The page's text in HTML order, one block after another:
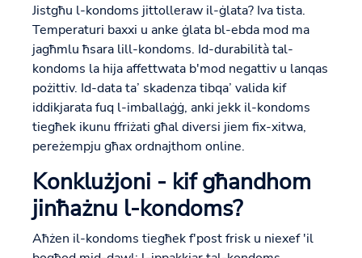
Jistgħu l-kondoms jittolleraw il-ġlata? Iva tista.
Temperaturi baxxi u anke ġlata bl-ebda mod ma
jagħmlu ħsara lill-kondoms. Id-durabilità tal-
kondoms la hija affettwata b'mod negattiv u lanqas
pożittiv. Id-data ta’ skadenza tibqa’ valida kif
iddikjarata fuq l-imballaġġ, anki jekk il-kondoms
tiegħek ikunu ffriżati għal diversi jiem fix-xitwa,
pereżempju għax ordnajthom online.
Konklużjoni - kif għandhom
jinħażnu l-kondoms?
Aħżen il-kondoms tiegħek f'post frisk u niexef 'il